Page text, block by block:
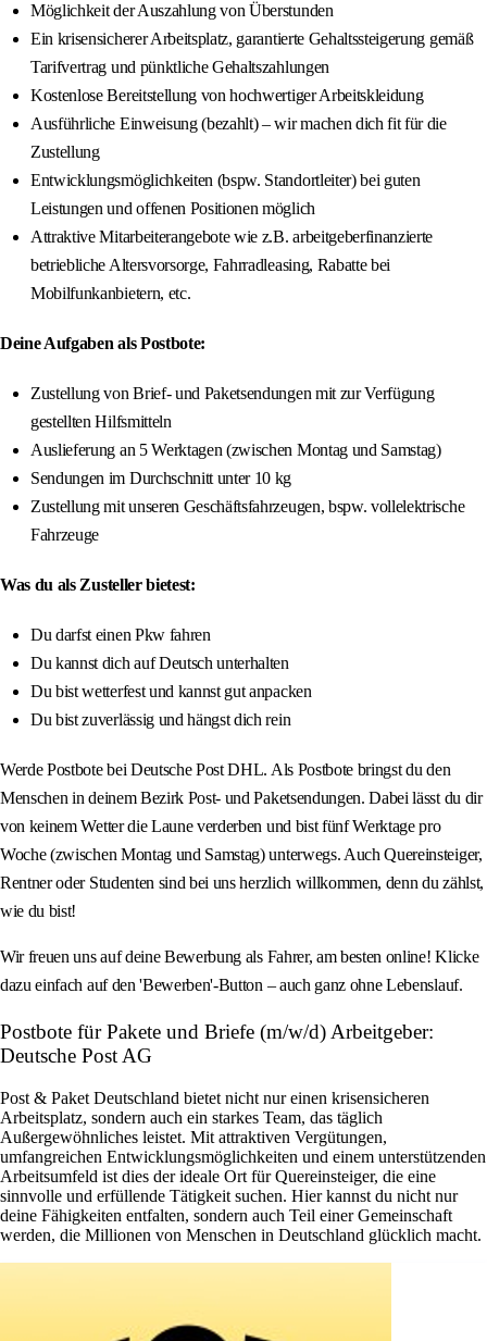
Möglichkeit der Auszahlung von Überstunden
Ein krisensicherer Arbeitsplatz, garantierte Gehaltssteigerung gemäß
Tarifvertrag und pünktliche Gehaltszahlungen
Kostenlose Bereitstellung von hochwertiger Arbeitskleidung
Ausführliche Einweisung (bezahlt) – wir machen dich fit für die
Zustellung
Entwicklungsmöglichkeiten (bspw. Standortleiter) bei guten
Leistungen und offenen Positionen möglich
Attraktive Mitarbeiterangebote wie z.B. arbeitgeberfinanzierte
betriebliche Altersvorsorge, Fahrradleasing, Rabatte bei
Mobilfunkanbietern, etc.
Deine Aufgaben als Postbote:
Zustellung von Brief- und Paketsendungen mit zur Verfügung
gestellten Hilfsmitteln
Auslieferung an 5 Werktagen (zwischen Montag und Samstag)
Sendungen im Durchschnitt unter 10 kg
Zustellung mit unseren Geschäftsfahrzeugen, bspw. vollelektrische
Fahrzeuge
Was du als Zusteller bietest:
Du darfst einen Pkw fahren
Du kannst dich auf Deutsch unterhalten
Du bist wetterfest und kannst gut anpacken
Du bist zuverlässig und hängst dich rein
Werde Postbote bei Deutsche Post DHL. Als Postbote bringst du den
Menschen in deinem Bezirk Post- und Paketsendungen. Dabei lässt du dir
von keinem Wetter die Laune verderben und bist fünf Werktage pro
Woche (zwischen Montag und Samstag) unterwegs. Auch Quereinsteiger,
Rentner oder Studenten sind bei uns herzlich willkommen, denn du zählst,
wie du bist!
Wir freuen uns auf deine Bewerbung als Fahrer, am besten online! Klicke
dazu einfach auf den 'Bewerben'-Button – auch ganz ohne Lebenslauf.
Postbote für Pakete und Briefe (m/w/d) Arbeitgeber:
Deutsche Post AG
Post & Paket Deutschland bietet nicht nur einen krisensicheren
Arbeitsplatz, sondern auch ein starkes Team, das täglich
Außergewöhnliches leistet. Mit attraktiven Vergütungen,
umfangreichen Entwicklungsmöglichkeiten und einem unterstützenden
Arbeitsumfeld ist dies der ideale Ort für Quereinsteiger, die eine
sinnvolle und erfüllende Tätigkeit suchen. Hier kannst du nicht nur
deine Fähigkeiten entfalten, sondern auch Teil einer Gemeinschaft
werden, die Millionen von Menschen in Deutschland glücklich macht.